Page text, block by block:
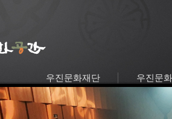
우진문화재단 우진문